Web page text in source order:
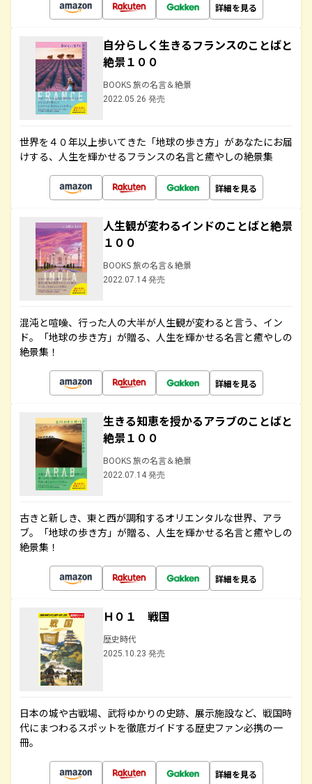
詳細を見る
自分らしく生きるフランスのことばと
絶景１００
BOOKS 旅の名言＆絶景
2022.05.26 発売
世界を４０年以上歩いてきた「地球の歩き方」があなたにお届
けする、人生を輝かせるフランスの名言と癒やしの絶景集
詳細を見る
人生観が変わるインドのことばと絶景
１００
BOOKS 旅の名言＆絶景
2022.07.14 発売
混沌と喧噪、行った人の大半が人生観が変わると言う、イン
ド。「地球の歩き方」が贈る、人生を輝かせる名言と癒やしの
絶景集！
詳細を見る
生きる知恵を授かるアラブのことばと
絶景１００
BOOKS 旅の名言＆絶景
2022.07.14 発売
古きと新しき、東と西が調和するオリエンタルな世界、アラ
ブ。「地球の歩き方」が贈る、人生を輝かせる名言と癒やしの
絶景集！
詳細を見る
Ｈ０１ 戦国
歴史時代
2025.10.23 発売
日本の城や古戦場、武将ゆかりの史跡、展示施設など、戦国時
代にまつわるスポットを徹底ガイドする歴史ファン必携の一
冊。
詳細を見る